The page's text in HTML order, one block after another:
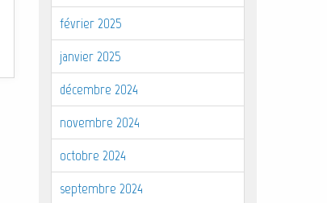
février 2025
janvier 2025
décembre 2024
novembre 2024
octobre 2024
septembre 2024